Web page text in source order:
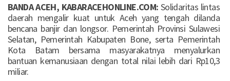
BANDA ACEH, KABARACEHONLINE.COM: Solidaritas lintas
daerah mengalir kuat untuk Aceh yang tengah dilanda
bencana banjir dan longsor. Pemerintah Provinsi Sulawesi
Selatan, Pemerintah Kabupaten Bone, serta Pemerintah
Kota Batam bersama masyarakatnya menyalurkan
bantuan kemanusiaan dengan total nilai lebih dari Rp10,3
miliar.